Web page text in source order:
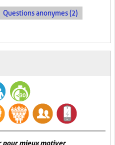
Questions anonymes (2)
mieux motiver